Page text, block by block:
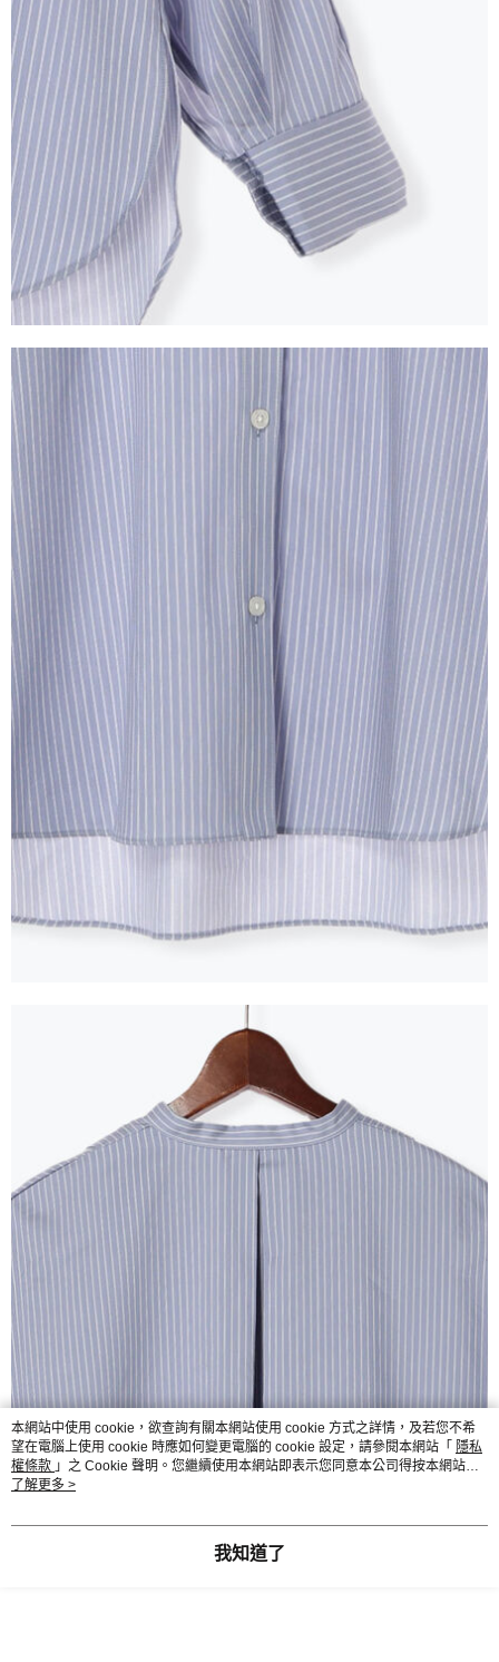
本網站中使用 cookie，欲查詢有關本網站使用 cookie 方式之詳情，及若您不希
望在電腦上使用 cookie 時應如何變更電腦的 cookie 設定，請參閱本網站「 隱私
權條款 」之 Cookie 聲明。您繼續使用本網站即表示您同意本公司得按本網站使
用條款之 Cookie 聲明使用 cookie。
了解更多 >
我知道了